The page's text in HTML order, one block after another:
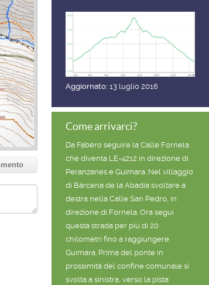
Aggiornato: 13 luglio 2016
Come arrivarci?
Da Fabero seguire la Calle Fornela
che diventa LE-4212 in direzione di
Peranzanes e Guímara. Nel villaggio
di Bárcena de la Abadía svoltare a
destra nella Calle San Pedro, in
direzione di Fornela. Ora segui
questa strada per più di 20
chilometri fino a raggiungere
Guímara. Prima del ponte in
prossimità del confine comunale si
svolta a sinistra, verso la pista